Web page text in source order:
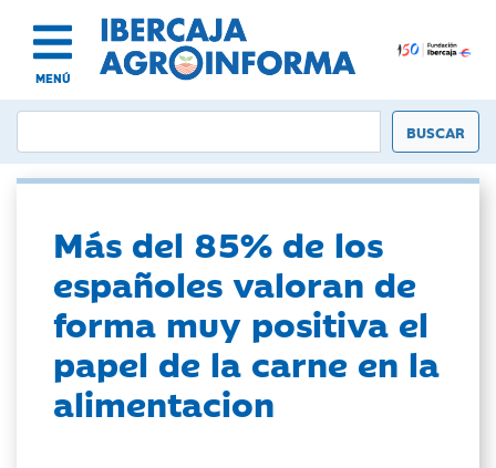
MENÚ
Más del 85% de los
españoles valoran de
forma muy positiva el
papel de la carne en la
alimentacion